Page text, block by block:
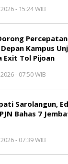
- 15:24 WIB
Percepatan
Kampus
Exit Tol Pijoan
- 07:50 WIB
Sarolangun,
Bahas 7
- 07:39 WIB